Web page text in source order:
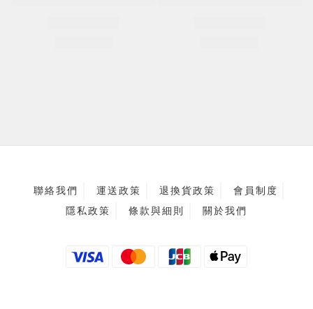
聯絡我們 運送政策 退換貨政策
會員制度
隱私政策
條款與細則 關於我們